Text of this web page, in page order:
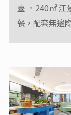
臺‌。240㎡
餐，配套無邊